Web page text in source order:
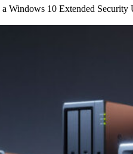
Windows 10 Extended